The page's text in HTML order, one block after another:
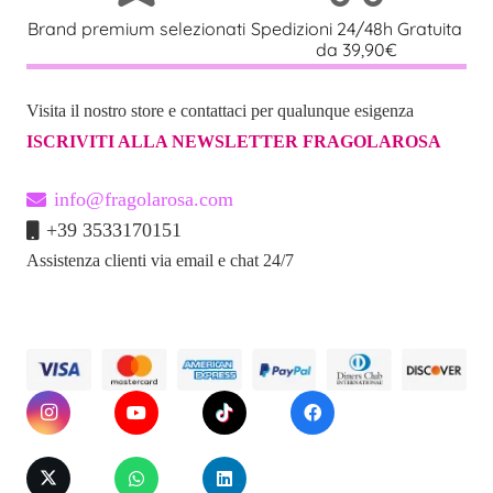
che mantengono l’O-ring saldo
Design che si adatta al corpoe migliora ad ogni
Perché scegliere il King
Realismo senza compromessi: scolpito a mano per
sembrare e sentirsi come un vero pene.
Controllo totale
: la ventosa consente di staccarlo e
fissarlo dove vuoi.
Brand premium selezionati Spedizioni 24/48h Gratuita
da 39,90€
Visita il nostro store e contattaci per qualunque esigenza
ISCRIVITI ALLA NEWSLETTER FRAGOLAROSA
info@fragolarosa.com
+39 3533170151
Assistenza clienti via email e chat 24/7